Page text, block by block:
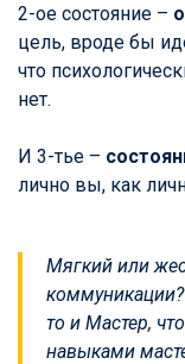
2-ое состояние –
цель, вроде бы
что
нет.
И 3-тье –
лично вы, как
Мягкий или
то и Мастер,
навыками